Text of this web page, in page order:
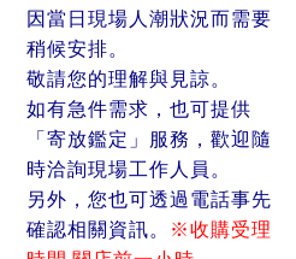
因當日現場人潮狀況而需要
稍候安排。
敬請您的理解與見諒。
如有急件需求，也可提供
「寄放鑑定」服務，歡迎隨
時洽詢現場工作人員。
另外，您也可透過電話事先
確認相關資訊。
※收購受理